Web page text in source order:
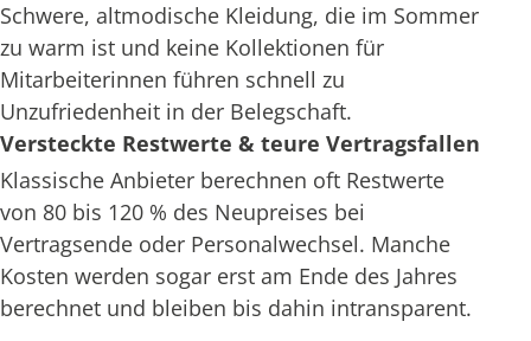
Schwere, altmodische Kleidung, die im Sommer
zu warm ist und keine Kollektionen für
Mitarbeiterinnen führen schnell zu
Unzufriedenheit in der Belegschaft.
Versteckte Restwerte & teure Vertragsfallen
Klassische Anbieter berechnen oft Restwerte
von 80 bis 120 % des Neupreises bei
Vertragsende oder Personalwechsel. Manche
Kosten werden sogar erst am Ende des Jahres
berechnet und bleiben bis dahin intransparent.